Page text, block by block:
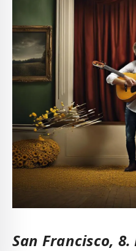
San Francisco, 8.